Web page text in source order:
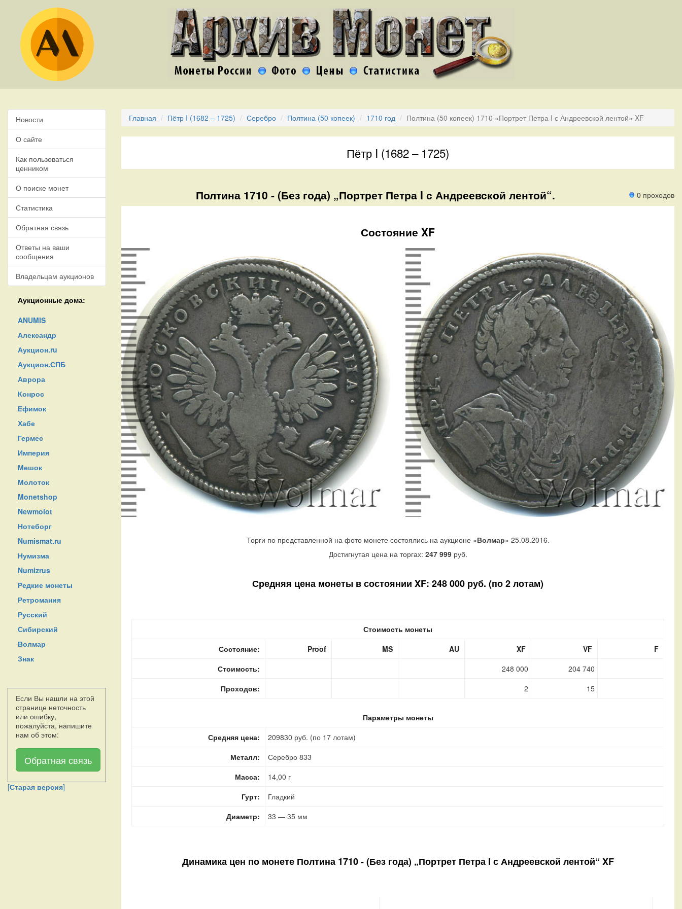
Новости
О сайте
Как пользоваться
ценником
О поиске монет
Статистика
Обратная связь
Ответы на ваши
сообщения
Владельцам аукционов
Аукционные дома:
ANUMIS
Александр
Аукцион.ru
Аукцион.СПБ
Аврора
Конрос
Ефимок
Хабе
Гермес
Империя
Мешок
Молоток
Monetshop
Newmolot
Нотеборг
Numismat.ru
Нумизма
Numizrus
Редкие монеты
Ретромания
Русский
Сибирский
Волмар
Знак
Если Вы нашли на этой
странице неточность
или ошибку,
пожалуйста, напишите
нам об этом:
Обратная связь
[Старая версия]
Главная Пётр I (1682 – 1725) Серебро Полтина (50 копеек) 1710 год Полтина (50 копеек) 1710 «Портрет Петра I с Андреевской лентой» XF
Пётр I (1682 – 1725)
0 проходов
Полтина 1710 - (Без года) „Портрет Петра I с Андреевской лентой“.
Состояние XF
Торги по представленной на фото монете состоялись на аукционе «Волмар» 25.08.2016.
Достигнутая цена на торгах: 247 999руб.
Средняя цена монеты в состоянии XF: 248 000 руб. (по 2 лотам)
Стоимость монеты
Состояние:
Proof MS AU XF VF
F
Стоимость:
248 000
204 740
Проходов:
2 15
Параметры монеты
Средняя цена:
209830 руб. (по 17 лотам)
Металл:
Серебро 833
Масса:
14,00 г
Гурт:
Гладкий
Диаметр:
33 — 35 мм
Динамика цен по монете Полтина 1710 - (Без года) „Портрет Петра I с Андреевской лентой“ XF